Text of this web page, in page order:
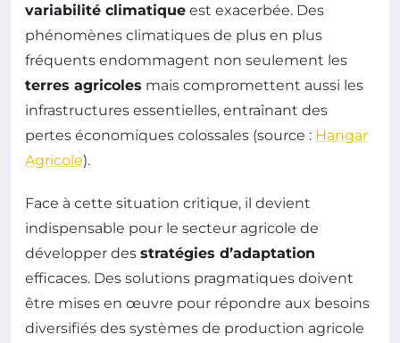
variabilité climatique est exacerbée. Des
phénomènes climatiques de plus en plus
fréquents endommagent non seulement les
terres agricoles mais compromettent aussi les
infrastructures essentielles, entraînant des
pertes économiques colossales (source : Hangar
Agricole).
Face à cette situation critique, il devient
indispensable pour le secteur agricole de
développer des stratégies d’adaptation
efficaces. Des solutions pragmatiques doivent
être mises en œuvre pour répondre aux besoins
diversifiés des systèmes de production agricole